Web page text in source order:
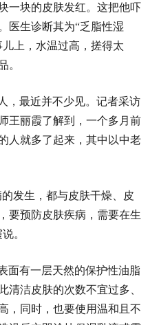
一块的皮肤发红。这把他吓
医生诊断其为“乏脂性湿
上，水温过高，搓得太
。
，最近并不少见。记者采访
王丽霞了解到，一个多月前
人就多了起来，其中以中老
发生，都与皮肤干燥、皮
要预防皮肤疾病，需要在生
。
面有一层天然的保护性油脂
清洁皮肤的次数不宜过多、
，同时，也要使用温和且不